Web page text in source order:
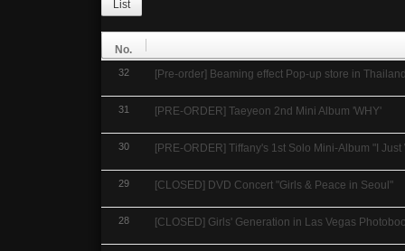
List
No.
32 [Pre-order] Beaming effect Pop-up store in
31 [PRE-ORDER] Taeyeon 2nd Mini Album 'WHY'
30 [PRE-ORDER] Tiffany's 1st Solo Mini-Album "I
29 [CLOSED] DVD Concert "Girls & Peace in Seoul"
28 [CLOSED] Girls' Generation in Las Vegas